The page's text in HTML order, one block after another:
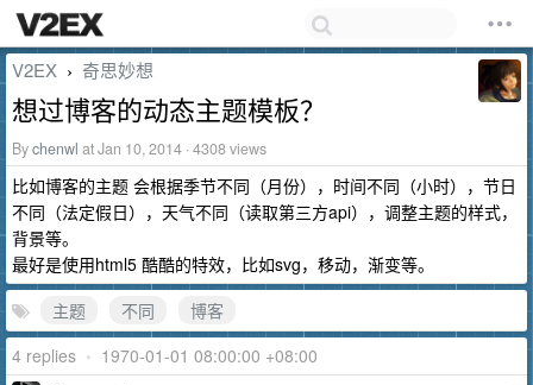
V2EX › 奇思妙想
想过博客的动态主题模板？
Bychenwl at Jan 10, 2014 · 4308 views
比如博客的主题 会根据季节不同（月份），时间不同（小时），节日
不同（法定假日），天气不同（读取第三方api），调整主题的样式，
背景等。
最好是使用html5 酷酷的特效，比如svg，移动，渐变等。
主题
不同
博客
4 replies • 1970-01-01 08:00:00 +08:00